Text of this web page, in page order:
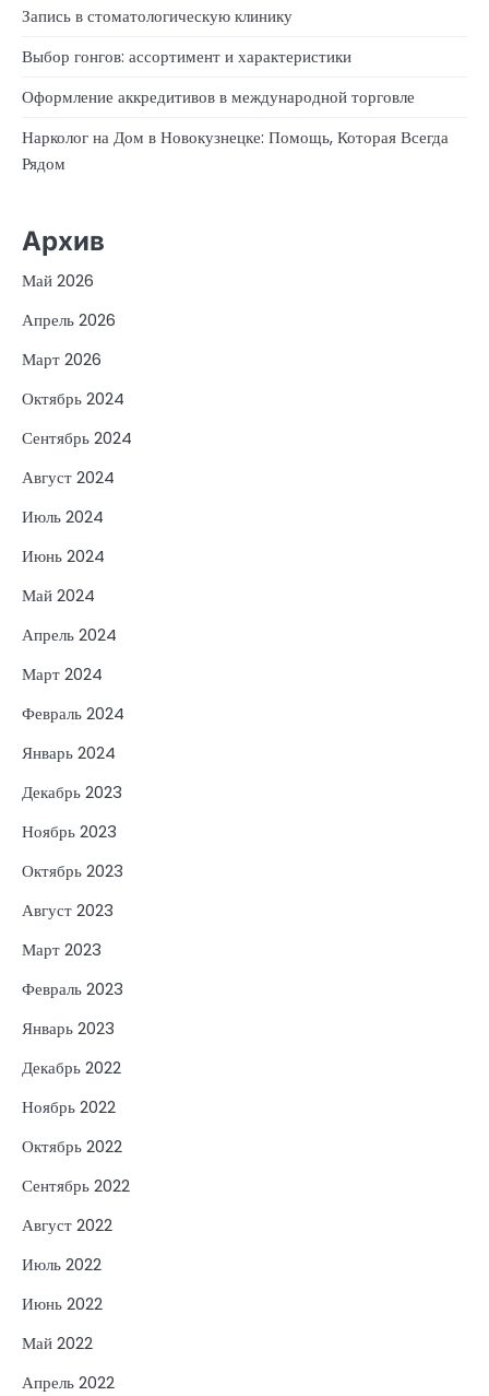
Запись в стоматологическую клинику
Выбор гонгов: ассортимент и характеристики
Оформление аккредитивов в международной торговле
Нарколог на Дом в Новокузнецке: Помощь, Которая Всегда
Рядом
Архив
Май 2026
Апрель 2026
Март 2026
Октябрь 2024
Сентябрь 2024
Август 2024
Июль 2024
Июнь 2024
Май 2024
Апрель 2024
Март 2024
Февраль 2024
Январь 2024
Декабрь 2023
Ноябрь 2023
Октябрь 2023
Август 2023
Март 2023
Февраль 2023
Январь 2023
Декабрь 2022
Ноябрь 2022
Октябрь 2022
Сентябрь 2022
Август 2022
Июль 2022
Июнь 2022
Май 2022
Апрель 2022